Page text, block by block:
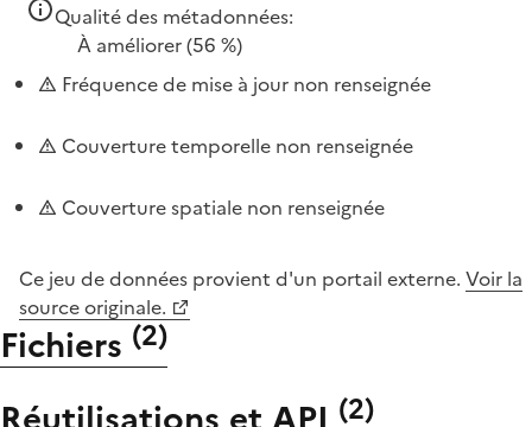
Qualité des métadonnées:
À améliorer(56 %)
Fréquence de mise à jour non renseignée
Couverture temporelle non renseignée
Couverture spatiale non renseignée
Ce jeu de données provient d'un portail externe. Voir la
source originale.
Fichiers (2)
(2)